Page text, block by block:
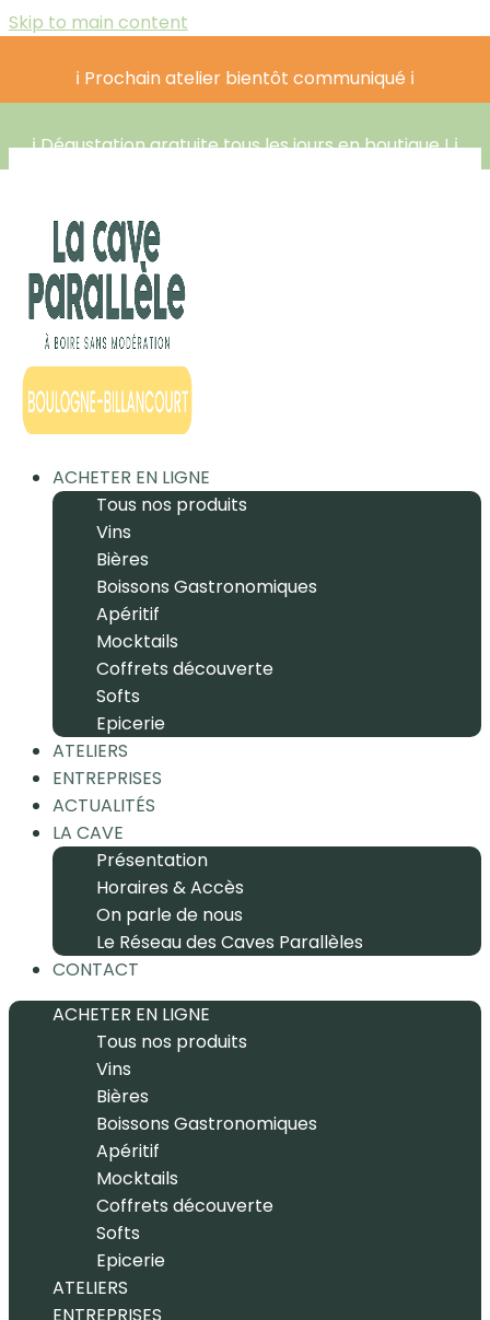
Skip to main content
ℹ️ Prochain atelier bientôt communiqué ℹ️
ℹ️ Dégustation gratuite tous les jours en boutique ! ℹ️
ACHETER EN LIGNE
Tous nos produits
Vins
Bières
Boissons Gastronomiques
Apéritif
Mocktails
Coffrets découverte
Softs
Epicerie
ATELIERS
ENTREPRISES
ACTUALITÉS
LA CAVE
Présentation
Horaires & Accès
On parle de nous
Le Réseau des Caves Parallèles
CONTACT
ACHETER EN LIGNE
Tous nos produits
Vins
Bières
Boissons Gastronomiques
Apéritif
Mocktails
Coffrets découverte
Softs
Epicerie
ATELIERS